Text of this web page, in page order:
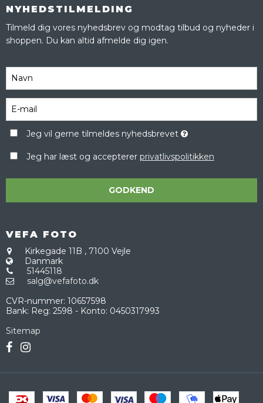
NYHEDSTILMELDING
Tilmeld dig vores nyhedsbrev og modtag tilbud og nyheder i
shoppen. Du kan altid afmelde dig igen.
Jeg vil gerne tilmeldes nyhedsbrevet
Jeg har læst og accepterer privatlivspolitikken
GODKEND
VEFA FOTO
Kirkegade 11B , 7100 Vejle
Danmark
51445118
salg@vefafoto.dk
CVR-nummer: 10657598
Bank: Reg: 2598 - Konto: 0450317993
Sitemap